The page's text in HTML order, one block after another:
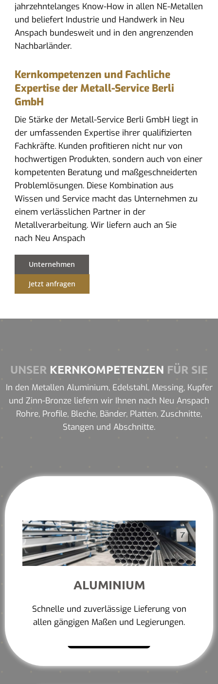
jahrzehntelanges Know-How in allen NE-Metallen
und beliefert Industrie und Handwerk in Neu
Anspach bundesweit und in den angrenzenden
Nachbarländer.
Kernkompetenzen und Fachliche
Expertise der Metall-Service Berli
GmbH
Die Stärke der Metall-Service Berli GmbH liegt in
der umfassenden Expertise ihrer qualifizierten
Fachkräfte. Kunden profitieren nicht nur von
hochwertigen Produkten, sondern auch von einer
kompetenten Beratung und maßgeschneiderten
Problemlösungen. Diese Kombination aus
Wissen und Service macht das Unternehmen zu
einem verlässlichen Partner in der
Metallverarbeitung. Wir liefern auch an Sie
nach Neu Anspach
Unternehmen
Jetzt anfragen
UNSER KERNKOMPETENZEN FÜR SIE
In den Metallen Aluminium, Edelstahl, Messing, Kupfer
und Zinn-Bronze liefern wir Ihnen nach Neu Anspach
Rohre, Profile, Bleche, Bänder, Platten, Zuschnitte,
Stangen und Abschnitte.
ALUMINIUM
Schnelle und zuverlässige Lieferung von
allen gängigen Maßen und Legierungen.